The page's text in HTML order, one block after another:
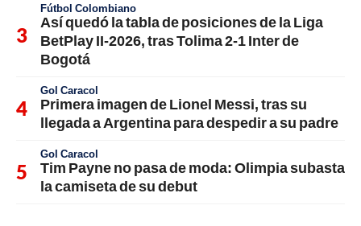
Fútbol Colombiano
Así quedó la tabla de posiciones de la Liga
BetPlay II-2026, tras Tolima 2-1 Inter de
Bogotá
Gol Caracol
Primera imagen de Lionel Messi, tras su
llegada a Argentina para despedir a su padre
Gol Caracol
Tim Payne no pasa de moda: Olimpia subasta
la camiseta de su debut